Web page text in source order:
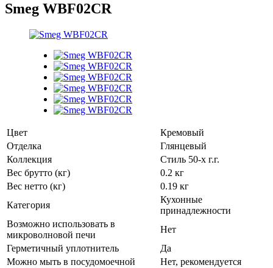
Smeg WBF02CR
Цвет
Кремовый
Отделка
Глянцевый
Коллекция
Стиль 50-х г.г.
Вес брутто (кг)
0.2 кг
Вес нетто (кг)
0.19 кг
Категория
Кухонные
принадлежности
Возможно использовать в
микроволновой печи
Нет
Герметичный уплотнитель
Да
Можно мыть в посудомоечной
Нет, рекомендуется